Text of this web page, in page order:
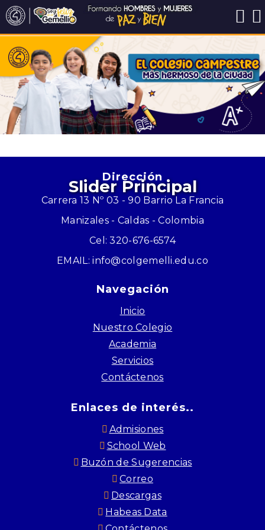
Slider Principal
Dirección
Carrera 13 Nº 03 - 90 Barrio La Francia
Manizales - Caldas - Colombia
Cel: 320-676-6574
EMAIL: info@colgemelli.edu.co
Navegación
Inicio
Nuestro Colegio
Academia
Servicios
Contáctenos
Enlaces de interés..
Admisiones
School Web
Buzón de Sugerencias
Correo
Descargas
Habeas Data